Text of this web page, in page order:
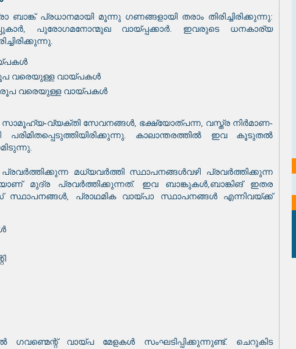
പ്രധാനമായി മൂന്നു ഗണങ്ങളായി തരാം തിരിച്ചിരിക്കുന്നു:
പുരോഗമനോന്മുഖ വായ്‌പ്പക്കാർ. ഇവരുടെ ധനകാര്യ
രൂപ വരെയുള്ള വായ്‌പകൾ
രൂപ വരെയുള്ള വായ്‌പകൾ
വ്യക്തി സേവനങ്ങൾ, ഭക്ഷ്യോത്പന്ന, വസ്ത്ര നിർമാണ-
പരിമിതപ്പെടുത്തിയിരിക്കുന്നു. കാലാന്തരത്തിൽ ഇവ കൂടുതൽ
മധ്യവർത്തി സ്ഥാപനങ്ങൾവഴി പ്രവർത്തിക്കുന്ന
മുദ്ര പ്രവർത്തിക്കുന്നത്. ഇവ ബാങ്കുകൾ,ബാങ്കിങ് ഇതര
പ്രാഥമിക വായ്‌പാ സ്ഥാപനങ്ങൾ എന്നിവയ്ക്ക്
ഗവണ്മെന്റ് വായ്‌പ മേളകൾ സംഘടിപ്പിക്കുന്നുണ്ട്. ചെറുകിട